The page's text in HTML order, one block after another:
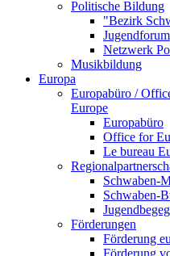
Politische Bildung
"Bezirk
Jugendforum
Netzwerk
Musikbildung
Europa
Europabüro /
Europe
Europabüro
Office for
Le bureau
Schwaben-
Schwaben-
Förderungen
Förderung
Förderung